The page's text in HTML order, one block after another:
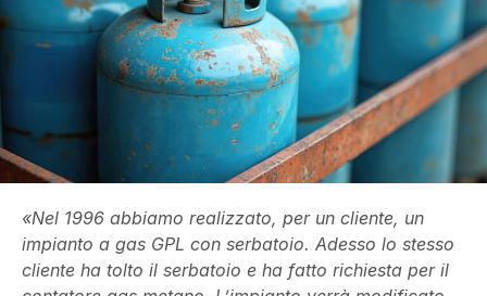
«Nel 1996 abbiamo realizzato, per un cliente, un
impianto a gas GPL con serbatoio. Adesso lo stesso
cliente ha tolto il serbatoio e ha fatto richiesta per il